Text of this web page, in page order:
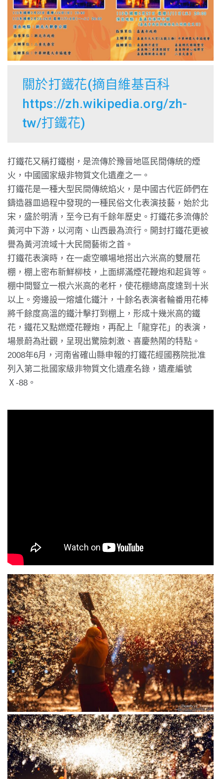
關於打鐵花(摘自維基百科
https://zh.wikipedia.org/zh-
tw/打鐵花)
打鐵花又稱打鐵樹，是流傳於豫晉地區民間傳統的煙
火，中國國家級非物質文化遺產之一。
打鐵花是一種大型民間傳統焰火，是中國古代匠師們在
鑄造器皿過程中發現的一種民俗文化表演技藝，始於北
宋，盛於明清，至今已有千餘年歷史。打鐵花多流傳於
黃河中下游，以河南、山西最為流行。開封打鐵花更被
譽為黃河流域十大民間藝術之首。
打鐵花表演時，在一處空曠場地搭出六米高的雙層花
棚，棚上密布新鮮柳枝，上面綁滿煙花鞭炮和起貨等。
棚中間豎立一根六米高的老杆，使花棚總高度達到十米
以上。旁邊設一熔爐化鐵汁，十餘名表演者輪番用花棒
將千餘度高溫的鐵汁擊打到棚上，形成十幾米高的鐵
花，鐵花又點燃煙花鞭炮，再配上「龍穿花」的表演，
場景蔚為壯觀，呈現出驚險刺激、喜慶熱鬧的特點。
2008年6月，河南省確山縣申報的打鐵花經國務院批准
列入第二批國家級非物質文化遺產名錄，遺產編號
Ⅹ-88。